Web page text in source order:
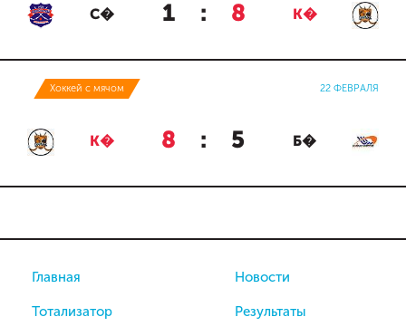
С� 1 : 8 К�
Хоккей с мячом 22 ФЕВРАЛЯ
К� 8 : 5 Б�
Главная
Тотализатор
Новости
Результаты